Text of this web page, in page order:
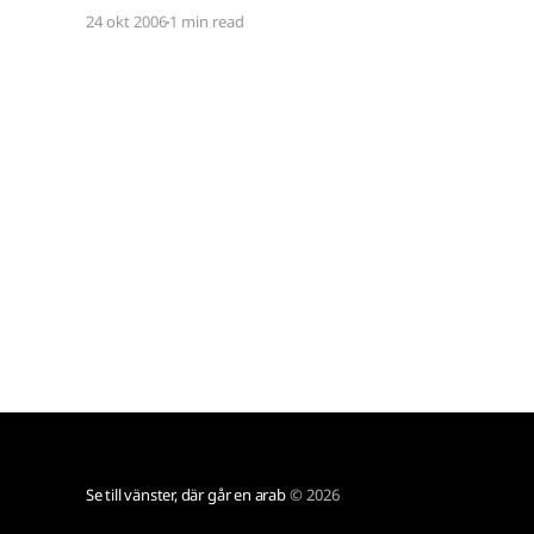
undertrycka en av naturens urkrafter. När jag
24 okt 20061 min read
Se till vänster, där går en arab© 2026